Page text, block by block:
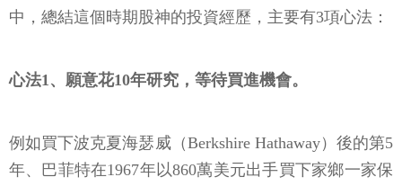
中，總結這個時期股神的投資經歷，主要有3項心法：
心法1、願意花10年研究，等待買進機會。
例如買下波克夏海瑟威（Berkshire Hathaway）後的第5
年、巴菲特在1967年以860萬美元出手買下家鄉一家保